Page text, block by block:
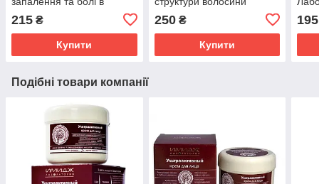
суглобах, м'язах і хребті
Імідж Лабораторія
215 ₴
Купити
250₴
Купити
195
Подібні товари компанії